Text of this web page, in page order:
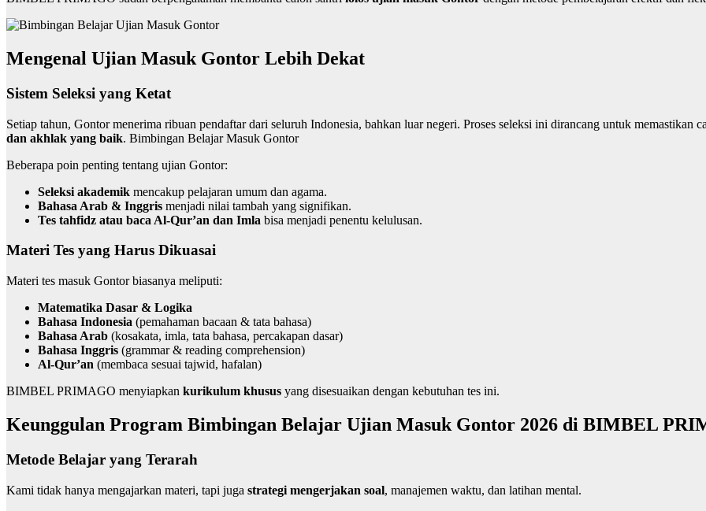
Mengenal Ujian Masuk Gontor Lebih Dekat
Sistem Seleksi yang Ketat
Setiap tahun, Gontor menerima ribuan pendaftar dari seluruh Indonesia, bahkan luar negeri. Proses seleksi ini dirancang untuk memastikan
dan akhlak yang baik. Bimbingan Belajar Masuk Gontor
Beberapa poin penting tentang ujian Gontor:
Seleksi akademik mencakup pelajaran umum dan agama.
Bahasa Arab & Inggris menjadi nilai tambah yang signifikan.
Tes tahfidz atau baca Al-Qur’an dan Imla bisa menjadi penentu kelulusan.
Materi Tes yang Harus Dikuasai
Materi tes masuk Gontor biasanya meliputi:
Matematika Dasar & Logika
Bahasa Indonesia (pemahaman bacaan & tata bahasa)
Bahasa Arab (kosakata, imla, tata bahasa, percakapan dasar)
Bahasa Inggris (grammar & reading comprehension)
Al-Qur’an (membaca sesuai tajwid, hafalan)
BIMBEL PRIMAGO menyiapkan kurikulum khusus yang disesuaikan dengan kebutuhan tes ini.
Keunggulan Program Bimbingan Belajar Ujian Masuk Gontor 2026 di BIMBEL
Metode Belajar yang Terarah
Kami tidak hanya mengajarkan materi, tapi juga strategi mengerjakan soal, manajemen waktu, dan latihan mental.